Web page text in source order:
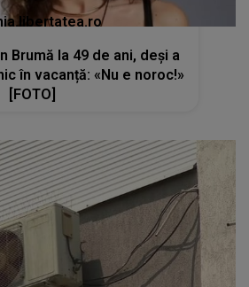
Brumă la 49 de ani, deși a
în vacanță: «Nu e noroc!»
[FOTO]